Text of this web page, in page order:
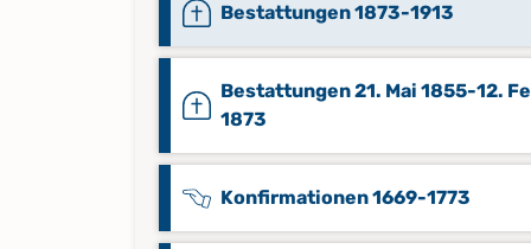
Bestattungen 1873-1913
Bestattungen 21. Mai 1855-12.
1873
Konfirmationen 1669-1773